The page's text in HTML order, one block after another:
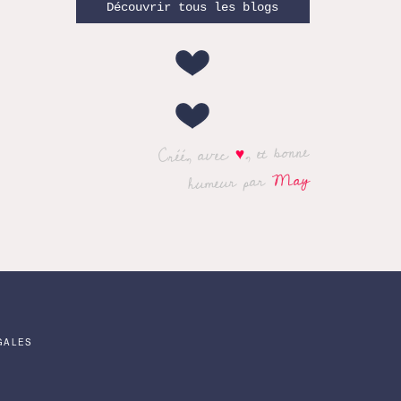
Découvrir tous les blogs
Créé, avec♥, et bonne
humeur parMay